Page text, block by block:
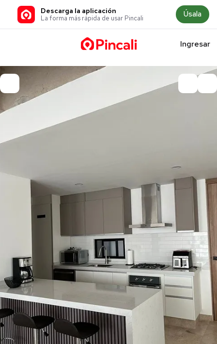
Descarga la aplicación
La forma más rápida de usar Pincali Úsala
Ingresar